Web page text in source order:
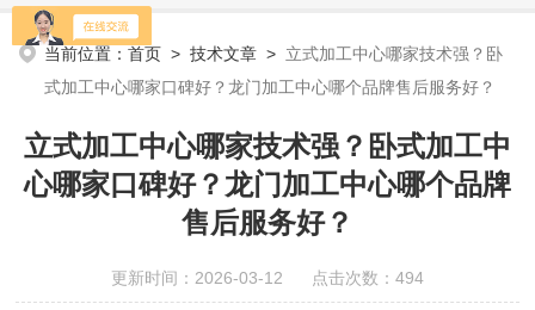
当前位置：首页 >技术文章 > 立式加工中心哪家技术强？卧
式加工中心哪家口碑好？龙门加工中心哪个品牌售后服务好？
立式加工中心哪家技术强？卧式加工中
心哪家口碑好？龙门加工中心哪个品牌
售后服务好？
更新时间：2026-03-12 点击次数：494